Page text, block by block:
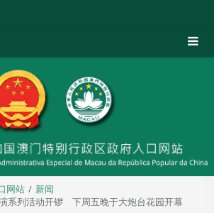
网站
新闻
系列活动开锣 下周五晚于大炮台花园开幕